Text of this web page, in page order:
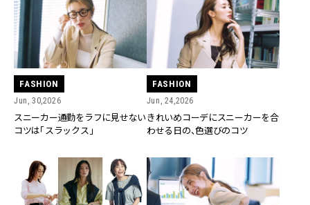
FASHION
Jun, 30,2026
スニーカー通勤をラフに見せない
コツは「スラックス」
FASHION
Jun, 24,2026
きれいめコーデにスニーカーを合
わせる日の、色選びのコツ